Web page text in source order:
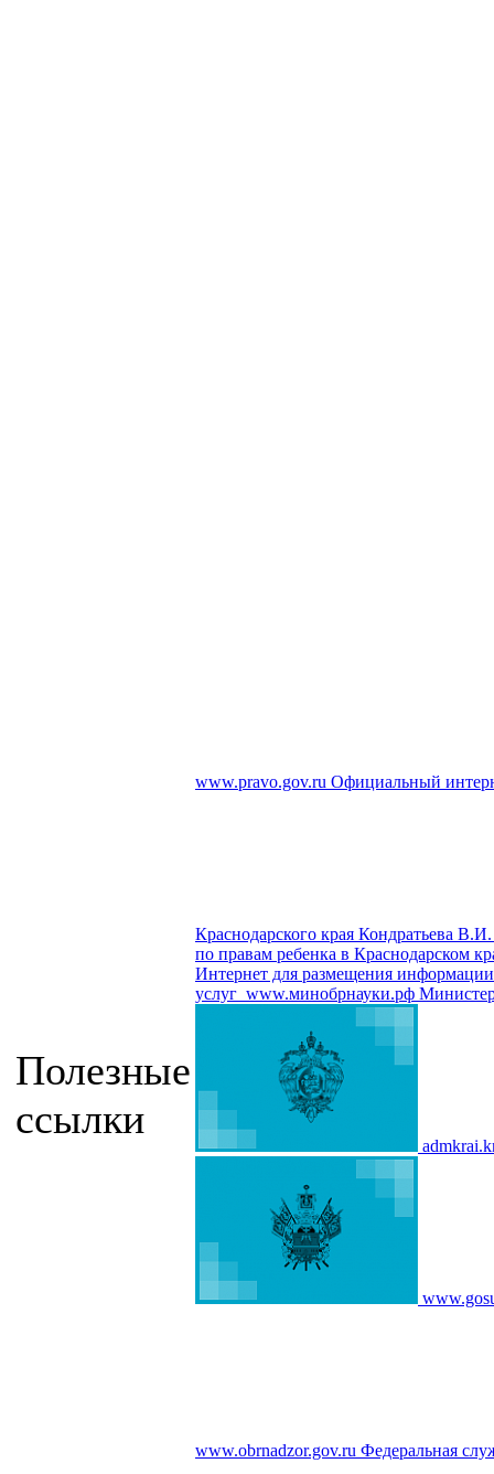
Полезные
ссылки
www.pravo.gov.ru Официальный
Краснодарского края Кондратьева В.И.
по правам ребенка в Краснодарском
Интернет для размещения информации
услуг www.минобрнауки.рф
www.obrnadzor.gov.ru Федеральная